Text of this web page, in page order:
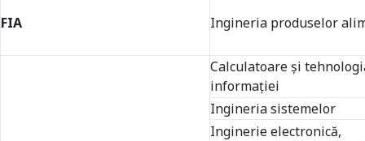
FIA Ingineria produselor
Calculatoare şi
informaţiei
Ingineria sistemelor
Inginerie electronică,